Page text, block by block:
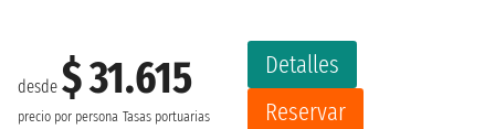
desde $ 31.615
precio por persona Tasas portuarias
Detalles
Reservar